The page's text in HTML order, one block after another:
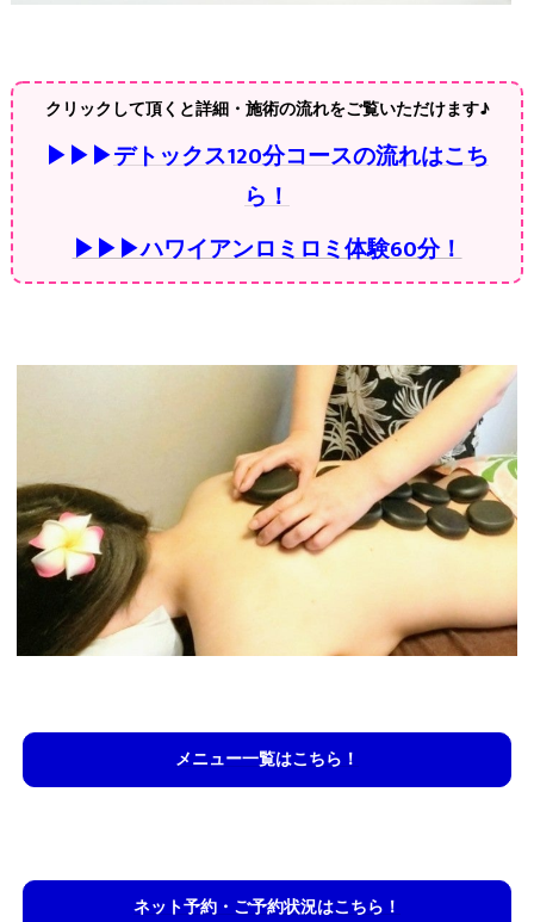
クリックして頂くと詳細・施術の流れをご覧いただけます♪
▶▶▶デトックス120分コースの流れはこち
ら！
▶▶▶ハワイアンロミロミ体験60分！
メニュー一覧はこちら！
ネット予約・ご予約状況はこちら！